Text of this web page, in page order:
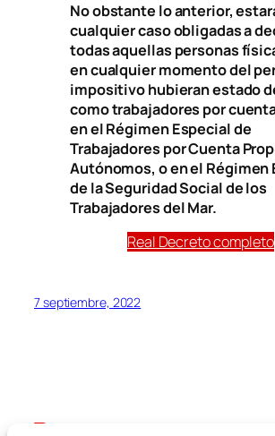
No obstante lo anterior,
cualquier caso obligadas a
todas aquellas personas
en cualquier momento del
impositivo hubieran estado
como trabajadores por
en el Régimen Especial de
Trabajadores por Cuenta
Autónomos, o en el Régimen
de la Seguridad Social de los
Trabajadores del Mar.
Real Decreto completo
7 septiembre, 2022